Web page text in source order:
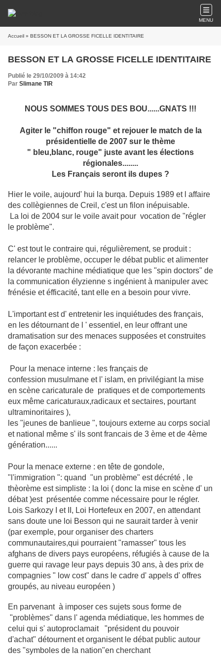
MENU
Accueil » BESSON ET LA GROSSE FICELLE IDENTITAIRE
BESSON ET LA GROSSE FICELLE IDENTITAIRE
Publié le 29/10/2009 à 14:42
Par Slimane TIR
NOUS SOMMES TOUS DES BOU......GNATS !!!
Agiter le "chiffon rouge" et rejouer le match de la
présidentielle de 2007 sur le thème
" bleu,blanc, rouge" juste avant les élections
régionales........
Les Français seront ils dupes ?
Hier le voile, aujourd' hui la burqa. Depuis 1989 et l affaire
des collègiennes de Creil, c'est un filon inépuisable.
La loi de 2004 sur le voile avait pour vocation de "régler
le problème".
C' est tout le contraire qui, régulièrement, se produit :
relancer le problème, occuper le débat public et alimenter
la dévorante machine médiatique que les "spin doctors" de
la communication élyzienne s ingénient à manipuler avec
frénésie et éfficacité, tant elle en a besoin pour vivre.
L'important est d' entretenir les inquiétudes des français,
en les détournant de l ' essentiel, en leur offrant une
dramatisation sur des menaces supposées et construites
de façon exacerbée :
Pour la menace interne : les français de
confession musulmane et l' islam, en privilégiant la mise
en scène caricaturale de pratiques et de comportements
eux même caricaturaux,radicaux et sectaires, pourtant
ultraminoritaires ),
les "jeunes de banlieue ", toujours externe au corps social
et national même s' ils sont francais de 3 ème et de 4ème
génération......
Pour la menace externe : en tête de gondole,
"l'immigration ": quand "un problème" est décrété , le
thèorème est simpliste : la loi ( donc la mise en scène d' un
débat )est présentée comme nécessaire pour le régler.
Lois Sarkozy I et II, Loi Hortefeux en 2007, en attendant
sans doute une loi Besson qui ne saurait tarder à venir
(par exemple, pour organiser des charters
communautaires,qui pourraient "ramasser" tous les
afghans de divers pays européens, réfugiés à cause de la
guerre qui ravage leur pays depuis 30 ans, à des prix de
compagnies " low cost" dans le cadre d' appels d' offres
groupés, au niveau européen )
En parvenant à imposer ces sujets sous forme de
"problèmes" dans l' agenda médiatique, les hommes de
celui qui s' autoproclamait "président du pouvoir
d'achat" détournent et organisent le débat public autour
des "symboles de la nation"en cherchant